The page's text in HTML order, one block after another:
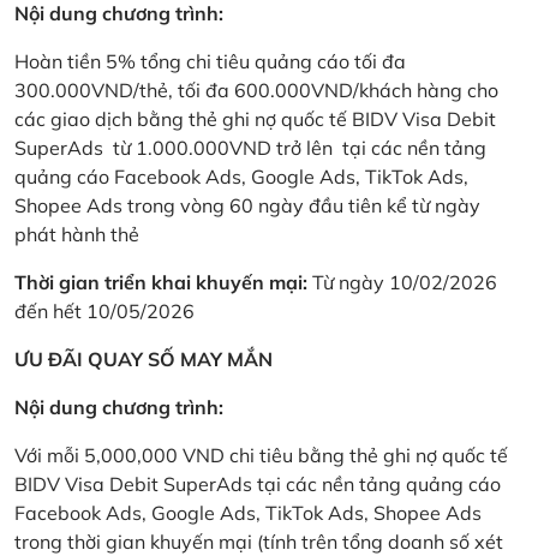
Nội dung chương trình:
Hoàn tiền 5% tổng chi tiêu quảng cáo tối đa
300.000VND/thẻ, tối đa 600.000VND/khách hàng cho
các giao dịch bằng thẻ ghi nợ quốc tế BIDV Visa Debit
SuperAds từ 1.000.000VND trở lên tại các nền tảng
quảng cáo Facebook Ads, Google Ads, TikTok Ads,
Shopee Ads trong vòng 60 ngày đầu tiên kể từ ngày
phát hành thẻ
Thời gian triển khai khuyến mại: Từ ngày 10/02/2026
đến hết 10/05/2026
ƯU ĐÃI QUAY SỐ MAY MẮN
Nội dung chương trình:
Với mỗi 5,000,000 VND chi tiêu bằng thẻ ghi nợ quốc tế
BIDV Visa Debit SuperAds tại các nền tảng quảng cáo
Facebook Ads, Google Ads, TikTok Ads, Shopee Ads
trong thời gian khuyến mại (tính trên tổng doanh số xét